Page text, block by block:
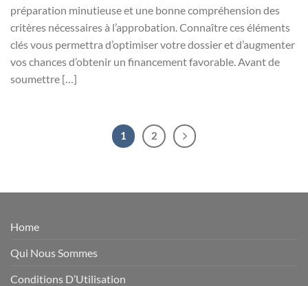
préparation minutieuse et une bonne compréhension des
critères nécessaires à l’approbation. Connaître ces éléments
clés vous permettra d’optimiser votre dossier et d’augmenter
vos chances d’obtenir un financement favorable. Avant de
soumettre […]
1 2
Home
Qui Nous Sommes
Conditions D’Utilisation